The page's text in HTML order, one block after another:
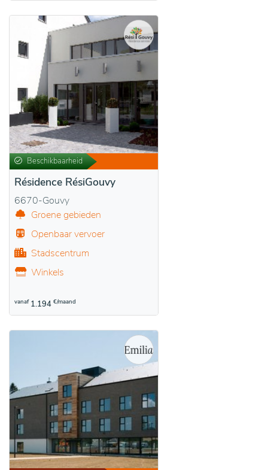
Beschikbaarheid
Résidence RésiGouvy
6670-Gouvy
Groene gebieden
Openbaar vervoer
Stadscentrum
Winkels
vanaf 1.194 €/maand